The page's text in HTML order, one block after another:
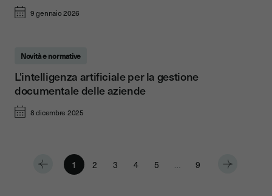
9 gennaio 2026
Novità e normative
L'intelligenza artificiale per la gestione
documentale delle aziende
8 dicembre 2025
1 2 3 4 5 … 9